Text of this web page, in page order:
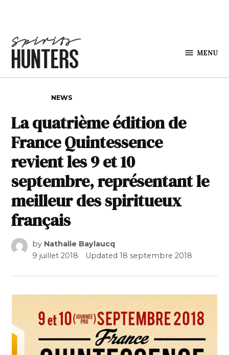
MENU
NEWS
La quatrième édition de
France Quintessence
revient les 9 et 10
septembre, représentant le
meilleur des spiritueux
français
by Nathalie Baylaucq
9 juillet 2018
Updated18 septembre 2018